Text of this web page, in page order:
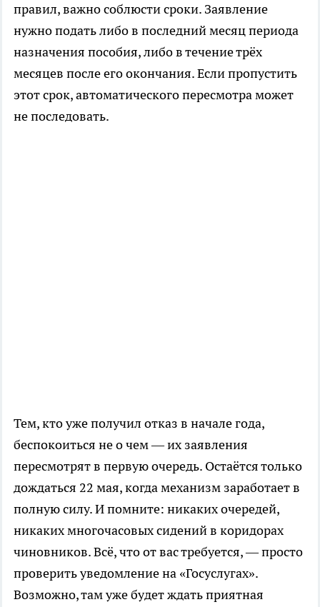
правил, важно соблюсти сроки. Заявление
нужно подать либо в последний месяц периода
назначения пособия, либо в течение трёх
месяцев после его окончания. Если пропустить
этот срок, автоматического пересмотра может
не последовать.
Тем, кто уже получил отказ в начале года,
беспокоиться не о чем — их заявления
пересмотрят в первую очередь. Остаётся только
дождаться 22 мая, когда механизм заработает в
полную силу. И помните: никаких очередей,
никаких многочасовых сидений в коридорах
чиновников. Всё, что от вас требуется, — просто
проверить уведомление на «Госуслугах».
Возможно, там уже будет ждать приятная